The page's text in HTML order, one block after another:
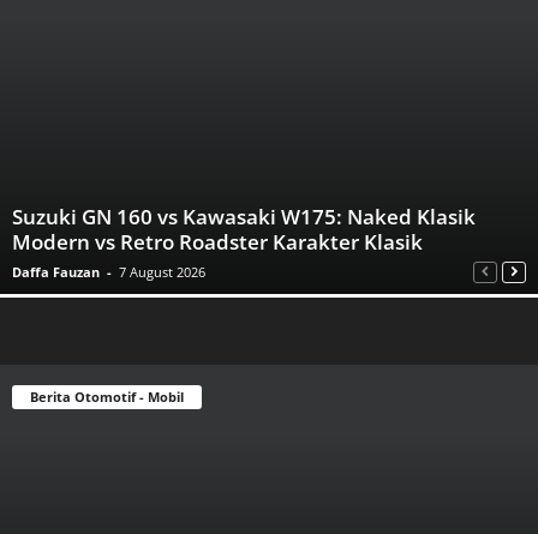
Suzuki GN 160 vs Kawasaki W175: Naked Klasik
Modern vs Retro Roadster Karakter Klasik
Daffa Fauzan - 7 August 2026
Berita Otomotif - Mobil